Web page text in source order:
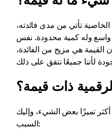
تأتي من مدى فائدته،
واسع وله كمية محدودة. نفس
هي مزيج من الفائدة،
ذات قيمة؟
تميزًا بعض الشيء، وإليك
السبب: